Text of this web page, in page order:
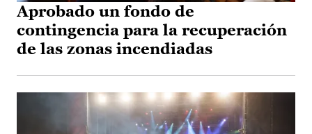
Aprobado un fondo de
contingencia para la recuperación
de las zonas incendiadas